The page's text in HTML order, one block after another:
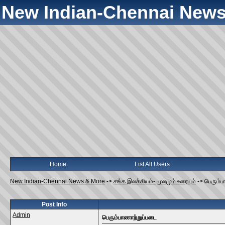
New Indian-Chennai
Home List All Users
New Indian-Chennai News & More -> சங்க இலக்கியம்- மூலமும் உரையும் ->
Post Info
Admin
பெரும்பாணாற்றுப்படை